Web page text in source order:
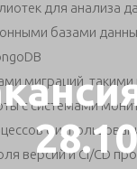
для анализа
базами
миграций, такими
с системами
с
версий и CI/CD